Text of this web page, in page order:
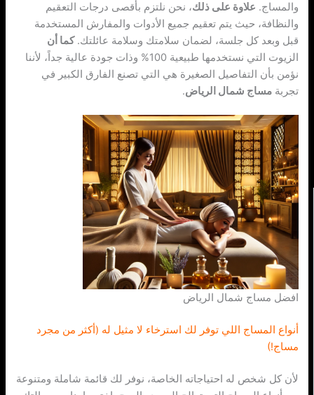
والمساج. علاوة على ذلك، نحن نلتزم بأقصى درجات التعقيم
والنظافة، حيث يتم تعقيم جميع الأدوات والمفارش المستخدمة
قبل وبعد كل جلسة، لضمان سلامتك وسلامة عائلتك.كما أن
الزيوت التي نستخدمها طبيعية 100% وذات جودة عالية جداً، لأننا
نؤمن بأن التفاصيل الصغيرة هي التي تصنع الفارق الكبير في
تجربةمساج شمال الرياض.
افضل مساج شمال الرياض
أنواع المساج اللي توفر لك استرخاء لا مثيل له (أكثر من مجرد
مساج!)
لأن كل شخص له احتياجاته الخاصة، نوفر لك قائمة شاملة ومتنوعة